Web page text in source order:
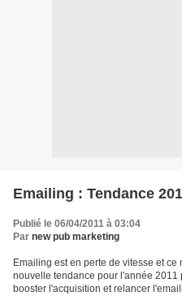
Emailing : Tendance
Publié le 06/04/2011 à 03:04
Par new pub marketing
Emailing est en perte de vitesse et ce
nouvelle tendance pour l'année 2011
booster l'acquisition et relancer